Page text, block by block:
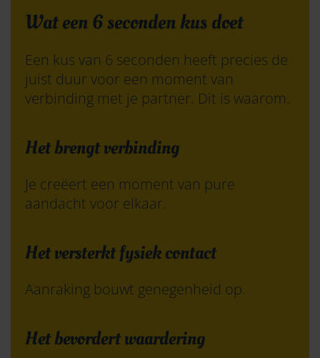
Wat een 6 seconden kus doet
Een kus van 6 seconden heeft precies de
juist duur voor een moment van
verbinding met je partner. Dit is waarom.
Het brengt verbinding
Je creëert een moment van pure
aandacht voor elkaar.
Het versterkt fysiek contact
Aanraking bouwt genegenheid op.
Het bevordert waardering